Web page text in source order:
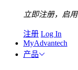
立即注册，启
注册 Log In
MyAdvantech
产品